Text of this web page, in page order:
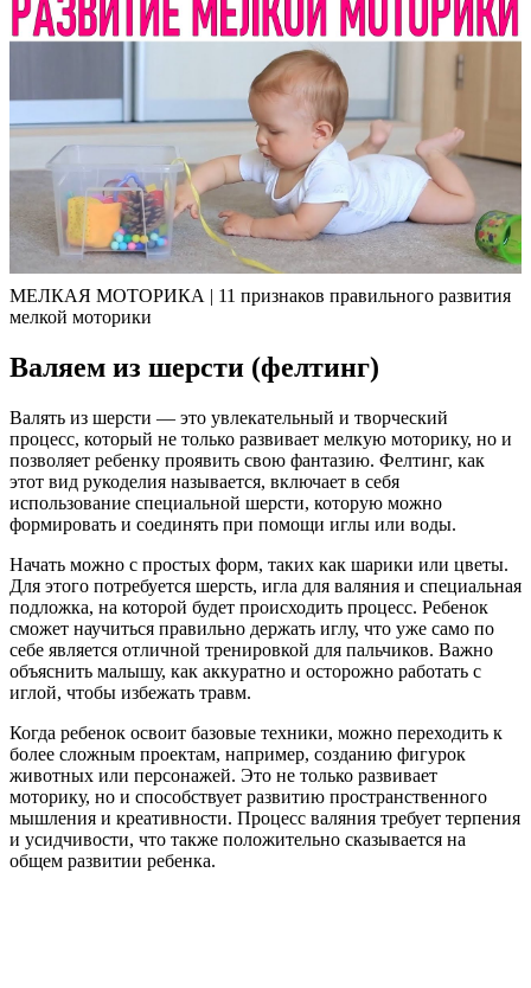
МЕЛКАЯ МОТОРИКА | 11 признаков правильного развития
мелкой моторики
Валяем из шерсти (фелтинг)
Валять из шерсти — это увлекательный и творческий
процесс, который не только развивает мелкую моторику, но и
позволяет ребенку проявить свою фантазию. Фелтинг, как
этот вид рукоделия называется, включает в себя
использование специальной шерсти, которую можно
формировать и соединять при помощи иглы или воды.
Начать можно с простых форм, таких как шарики или цветы.
Для этого потребуется шерсть, игла для валяния и специальная
подложка, на которой будет происходить процесс. Ребенок
сможет научиться правильно держать иглу, что уже само по
себе является отличной тренировкой для пальчиков. Важно
объяснить малышу, как аккуратно и осторожно работать с
иглой, чтобы избежать травм.
Когда ребенок освоит базовые техники, можно переходить к
более сложным проектам, например, созданию фигурок
животных или персонажей. Это не только развивает
моторику, но и способствует развитию пространственного
мышления и креативности. Процесс валяния требует терпения
и усидчивости, что также положительно сказывается на
общем развитии ребенка.